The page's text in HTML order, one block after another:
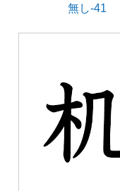
無し-41